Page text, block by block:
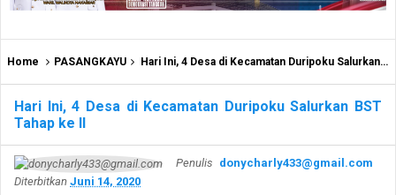
Home PASANGKAYU Hari Ini, 4 Desa di Kecamatan Duripoku Salurkan BST Tahap ke II
Hari Ini, 4 Desa di Kecamatan Duripoku Salurkan BST
Tahap ke II
Penulis donycharly433@gmail.com
Diterbitkan Juni 14, 2020